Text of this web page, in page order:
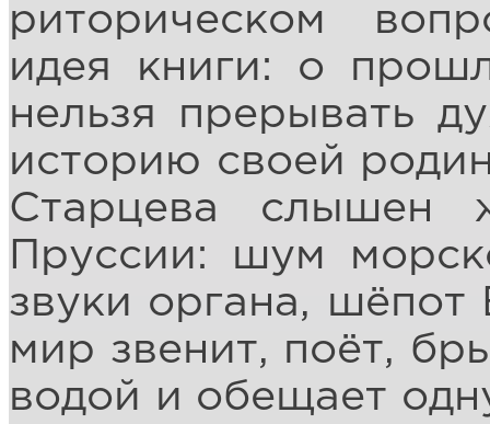
риторическом
идея книги: о
нельзя прерывать
историю своей
Старцева слышен
Пруссии: шум
звуки органа, шёпот
мир звенит, поёт,
водой и обещает